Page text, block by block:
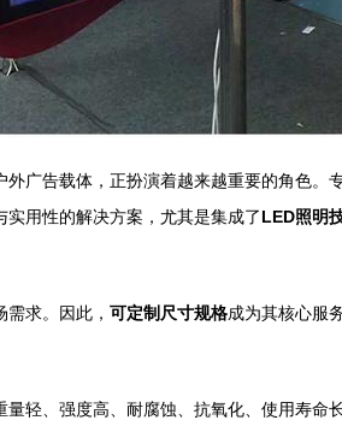
广告载体，正扮演着越来越重要的角色。
用性的解决方案，尤其是集成了LED照明
求。因此， 可定制尺寸规格成为其核心服
轻、强度高、耐腐蚀、抗氧化、使用寿命